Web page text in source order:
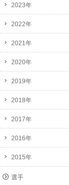
2023年
2022年
2021年
2020年
2019年
2018年
2017年
2016年
2015年
選手